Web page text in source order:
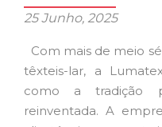
25 Junho, 2025
Com mais de meio
têxteis-lar, a
como a tradição
reinventada. A